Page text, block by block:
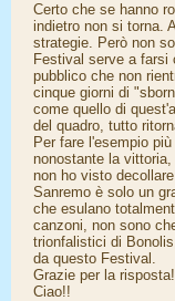
Certo che se hanno
indietro non si torna.
strategie. Però non
Festival serve a farsi
pubblico che non
cinque giorni di
come quello di
del quadro, tutto
Per fare l'esempio
nonostante la
non ho visto
Sanremo è solo un
che esulano
canzoni, non sono
trionfalistici di
da questo Festival.
Grazie per la risposta!
Ciao!!